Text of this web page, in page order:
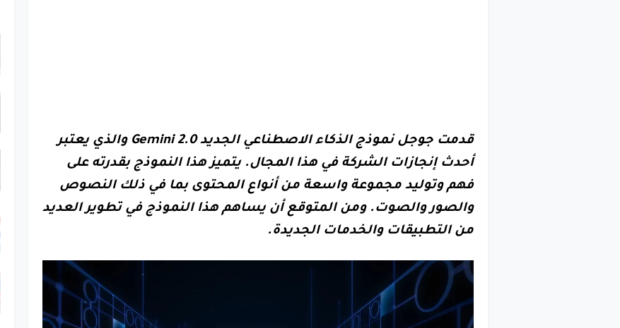
قدمت جوجل نموذج الذكاء الاصطناعي الجديد Gemini 2.0 والذي يعتبر
أحدث إنجازات الشركة في هذا المجال. يتميز هذا النموذج بقدرته على
فهم وتوليد مجموعة واسعة من أنواع المحتوى بما في ذلك النصوص
والصور والصوت. ومن المتوقع أن يساهم هذا النموذج في تطوير العديد
من التطبيقات والخدمات الجديدة.